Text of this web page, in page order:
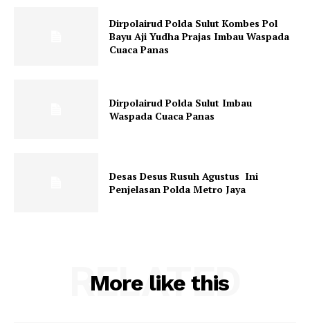
Dirpolairud Polda Sulut Kombes Pol
Bayu Aji Yudha Prajas Imbau Waspada
Cuaca Panas
Dirpolairud Polda Sulut Imbau
Waspada Cuaca Panas
Desas Desus Rusuh Agustus Ini
Penjelasan Polda Metro Jaya
More like this
RELATED